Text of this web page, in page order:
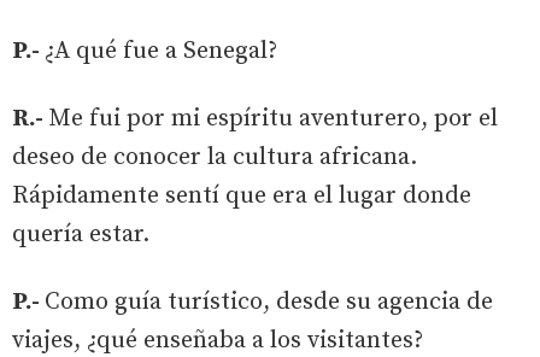
P.- ¿A qué fue a Senegal?
R.- Me fui por mi espíritu aventurero, por el
deseo de conocer la cultura africana.
Rápidamente sentí que era el lugar donde
quería estar.
P.- Como guía turístico, desde su agencia de
viajes, ¿qué enseñaba a los visitantes?